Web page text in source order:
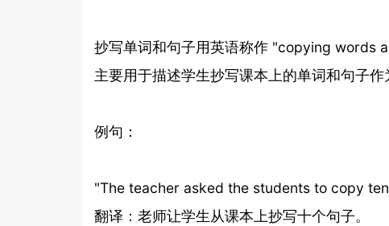
抄写单词和句子用英语称作 "copying words
主要用于描述学生抄写课本上的单词和句子作
例句：
"The teacher asked the students to copy
翻译：老师让学生从课本上抄写十个句子。